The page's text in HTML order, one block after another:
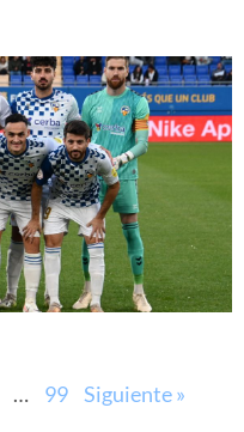
… 99 Siguiente »